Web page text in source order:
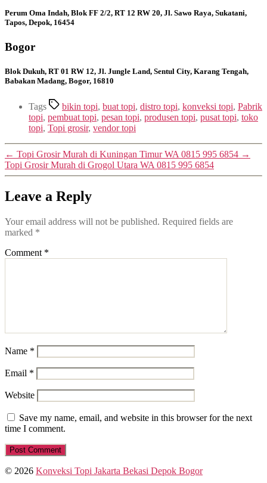
Perum Oma Indah, Blok FF 2/2, RT 12 RW 20, Jl. Sawo Raya, Sukatani,
Tapos, Depok, 16454
Bogor
Blok Dukuh, RT 01 RW 12, Jl. Jungle Land, Sentul City, Karang Tengah,
Babakan Madang, Bogor, 16810
Tags bikin topi, buat topi, distro topi, konveksi topi, Pabrik
topi, pembuat topi, pesan topi, produsen topi, pusat topi, toko
topi, Topi grosir, vendor topi
← Topi Grosir Murah di Kuningan Timur WA 0815 995 6854 →
Topi Grosir Murah di Grogol Utara WA 0815 995 6854
Leave a Reply
Your email address will not be published. Required fields are
marked *
Comment *
Name *
Email *
Website
Save my name, email, and website in this browser for the next
time I comment.
© 2026 Konveksi Topi Jakarta Bekasi Depok Bogor